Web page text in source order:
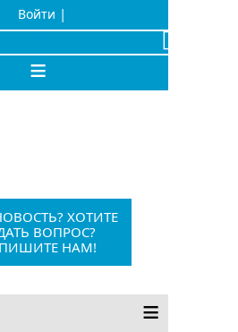
Войти |
x
≡
ХОТИТЕ
ВОПРОС?
НАМ!
12+
≡